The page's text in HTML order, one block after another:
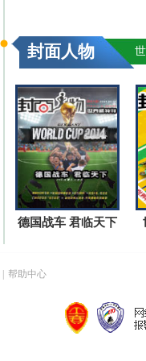
封面人物
德国战车 君临天下
帮助中心